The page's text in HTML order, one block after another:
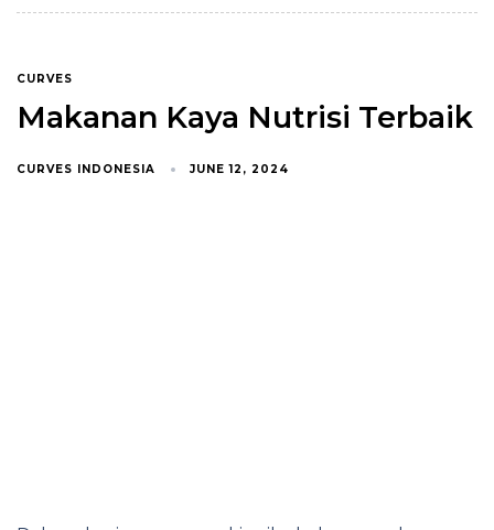
CURVES
Makanan Kaya Nutrisi Terbaik
CURVES INDONESIA JUNE 12, 2024